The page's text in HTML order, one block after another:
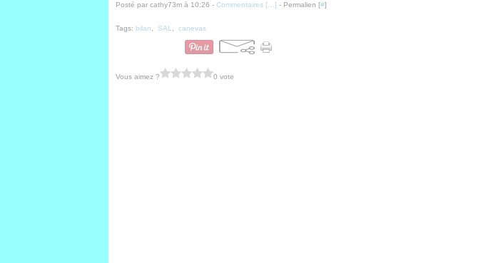
Posté par cathy73m à 10:26 - Commentaires [ ] - Permalien [#]
Tags: bilan SAL canevas
Vous aimez ? 0 vote